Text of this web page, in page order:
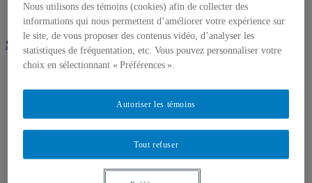
Délégation UQAM à la COP
Médias
S'abonner à l'infolettre
Nous utilisons des témoins (cookies) afin de collecter des
informations qui nous permettent d’améliorer votre expérience sur
le site, de vous proposer des contenus vidéo, d’analyser les
statistiques de fréquentation, etc. Vous pouvez personnaliser votre
choix en sélectionnant « Préférences ».
Tout refuser
Autoriser les témoins